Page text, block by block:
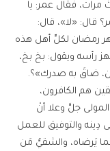
مرات، فقال عمر: يا
قال: «لا»، قال:
رمضان لكلِّ أهل هذه
رأسه ويقول: بخ بخ،
ضاقَ به صدرك»؟.
هم الكافرون،
[5]. فاشكُروا المولى جلَّ وعلا أنْ
دِينه والتوفيق للعمل
يَرضاه، والشقيُّ مَن